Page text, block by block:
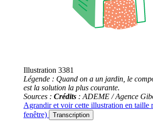
Illustration 3381
Légende : Quand on a un jardin, le
est la solution la plus courante.
Sources : Crédits : ADEME / Agence
Agrandiret voir cette illustration en taille
fenêtre)
Transcription